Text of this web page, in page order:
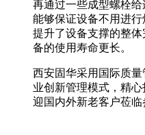
再通过一些成型螺栓
能够保证设备不用进
提升了设备支撑的整
备的使用寿命更长。
西安固华采用国际质
业创新管理模式，精
迎国内外新老客户莅临